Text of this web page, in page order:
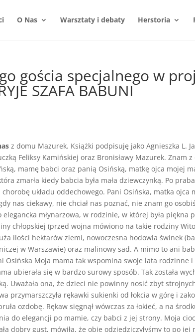
O Nas Warsztaty i debaty Herstoria
gościa specjalnego w
SZAFA BABUNI
z domu Mazurek. Książki podpisuję jako Agnieszka L.
Feliksy Kamińskiej oraz Bronisławy Mazurek. Znam
mamę babci oraz panią Osińską, matkę ojca mojej
zmarła kiedy babcia była mała dziewczynką. Po
układu oddechowego. Pani Osińska, matka ojca
nas ciekawy, nie chciał nas poznać, nie znam go
młynarzowa, w rodzinie, w której była piękna
chłopskiej (przed wojna mówiono na takie rodziny
ilości hektarów ziemi, nowoczesna hodowla świnek
w Warszawie) oraz malinowy sad. A mimo to ani
Osińska Moja mama tak wspomina swoje lata rodzinne
ubierała się w bardzo surowy sposób. Tak została
Uważała ona, że dzieci nie powinny nosić zbyt
przymarszczyła rękawki sukienki od łokcia w górę i
ozdobę. Rękaw sięgnął wówczas za łokieć, a na
do elegancji po mamie, czy babci z jej strony. Moja
dobry gust, mówiła, że obie odziedziczyłyśmy to po jej